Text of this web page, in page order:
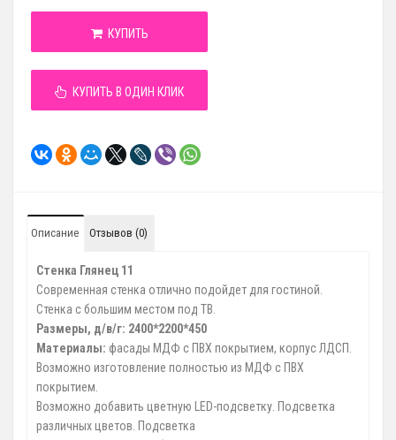
КУПИТЬ
КУПИТЬ В ОДИН КЛИК
Описание Отзывов (0)
Стенка Глянец 11
Современная стенка отлично подойдет для гостиной.
Стенка с большим местом под ТВ.
Размеры, д/в/г: 2400*2200*450
Материалы: фасады МДФ с ПВХ покрытием, корпус ЛДСП.
Возможно изготовление полностью из МДФ с ПВХ
покрытием.
Возможно добавить цветную LED-подсветку. Подсветка
различных цветов. Подсветка